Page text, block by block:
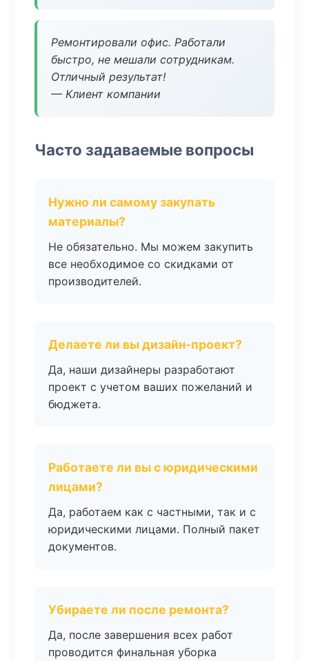
Ремонтировали офис. Работали
быстро, не мешали сотрудникам.
Отличный результат!
— Клиент компании
Часто задаваемые вопросы
Нужно ли самому закупать
материалы?
Не обязательно. Мы можем закупить
все необходимое со скидками от
производителей.
Делаете ли вы дизайн-проект?
Да, наши дизайнеры разработают
проект с учетом ваших пожеланий и
бюджета.
Работаете ли вы с юридическими
лицами?
Да, работаем как с частными, так и с
юридическими лицами. Полный пакет
документов.
Убираете ли после ремонта?
Да, после завершения всех работ
проводится финальная уборка